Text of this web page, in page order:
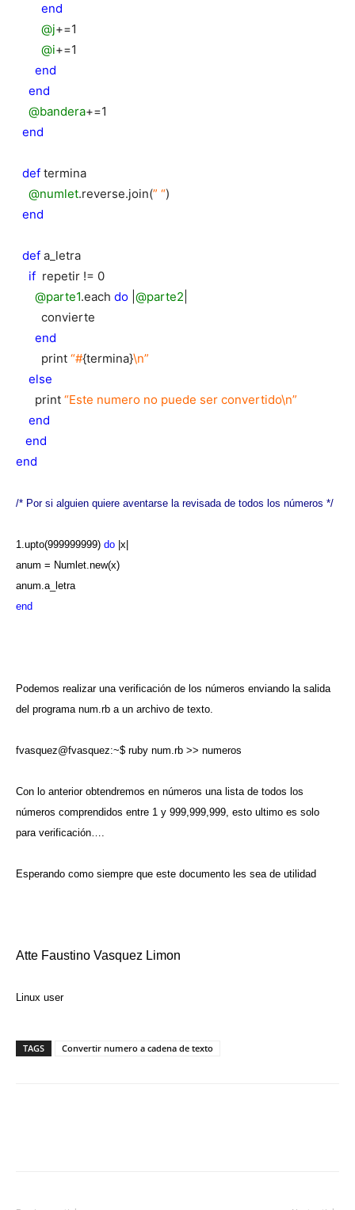
end
@j+=1
@i+=1
end
end
@bandera+=1
end
def termina
@numlet.reverse.join(” “)
end
def a_letra
if repetir != 0
@parte1.each do @parte2
convierte
end
print “#{termina}\n”
else
print “Este numero no puede ser convertido\n”
end
end
end
/* Por si alguien quiere aventarse la revisada de todos los números */
1.upto(999999999) do |x|
anum = Numlet.new(x)
anum.a_letra
end
Podemos realizar una verificación de los números enviando la salida
del programa num.rb a un archivo de texto.
fvasquez@fvasquez:~$ ruby num.rb >> numeros
Con lo anterior obtendremos en números una lista de todos los
números comprendidos entre 1 y 999,999,999, esto ultimo es solo
para verificación….
Esperando como siempre que este documento les sea de utilidad
Atte Faustino Vasquez Limon
Linux user
TAGS Convertir numero a cadena de texto